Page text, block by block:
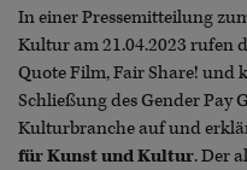
In einer Pressemitteilung
Kultur am 21.04.2023 rufen
Quote Film, Fair Share! und
Schließung des Gender Pay
Kulturbranche auf und
für Kunst und Kultur. Der